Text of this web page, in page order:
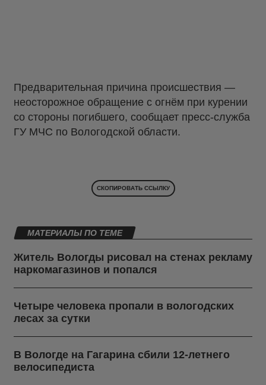
Предварительная причина происшествия —
неосторожное обращение с огнём при курении
со стороны погибшего, сообщает пресс-служба
ГУ МЧС по Вологодской области.
СКОПИРОВАТЬ ССЫЛКУ
МАТЕРИАЛЫ ПО ТЕМЕ
Житель Вологды рисовал на стенах рекламу
наркомагазинов и попался
Четыре человека пропали в вологодских
лесах за сутки
В Вологде на Гагарина сбили 12-летнего
велосипедиста